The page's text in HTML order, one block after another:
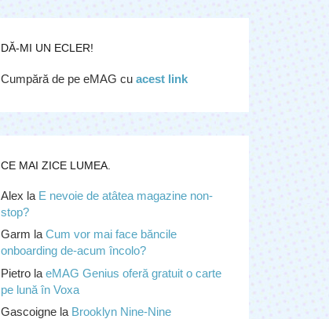
DĂ-MI UN ECLER!
Cumpără de pe eMAG cu acest link
CE MAI ZICE LUMEA.
Alex la E nevoie de atâtea magazine non-
stop?
Garm la Cum vor mai face băncile
onboarding de-acum încolo?
Pietrola eMAG Genius oferă gratuit o carte
pe lună în Voxa
Gascoignela Brooklyn Nine-Nine